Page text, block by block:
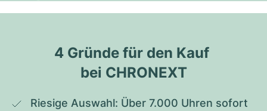
4 Gründe für den Kauf
bei CHRONEXT
Riesige Auswahl: Über 7.000 Uhren sofort